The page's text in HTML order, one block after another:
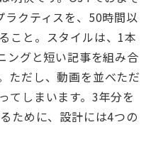
クティスを、50時間以
こと。スタイルは、1本
ングと短い記事を組み合
ただし、動画を並べただ
てしまいます。3年分を
ために、設計には4つの